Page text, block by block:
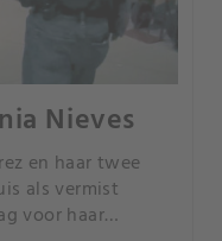
Nieves
en haar twee
als vermist
voor haar